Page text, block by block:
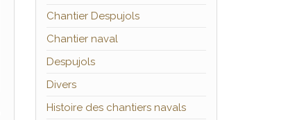
Chantier Despujols
Chantier naval
Despujols
Divers
Histoire des chantiers navals